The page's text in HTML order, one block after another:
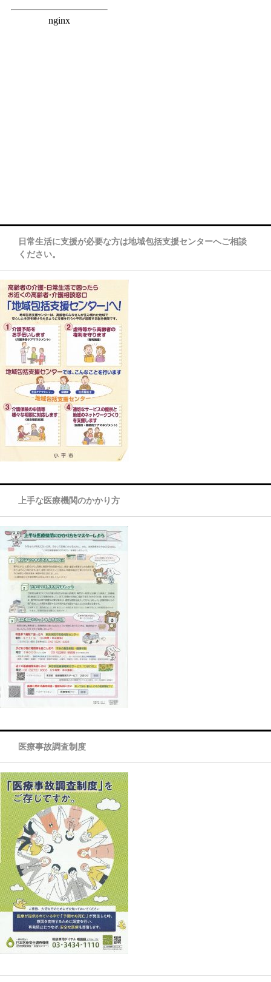
日常生活に支援が必要な方は地域包括支援センターへご相談
ください。
上手な医療機関のかかり方
医療事故調査制度